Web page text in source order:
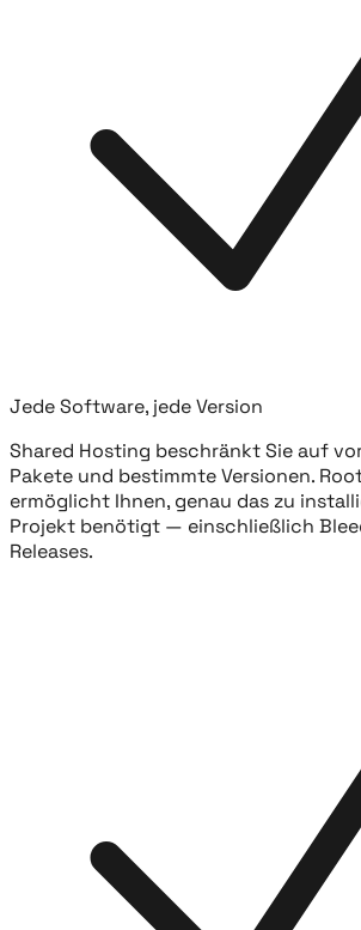
Jede Software, jede Version
Shared Hosting beschränkt Sie auf
Pakete und bestimmte Versionen.
ermöglicht Ihnen, genau das zu
Projekt benötigt — einschließlich
Releases.